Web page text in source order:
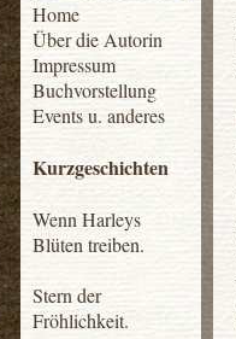
Home
Über die Autorin
Impressum
Buchvorstellung
Events u. anderes
Kurzgeschichten
Wenn Harleys
Blüten treiben.
Stern der
Fröhlichkeit.